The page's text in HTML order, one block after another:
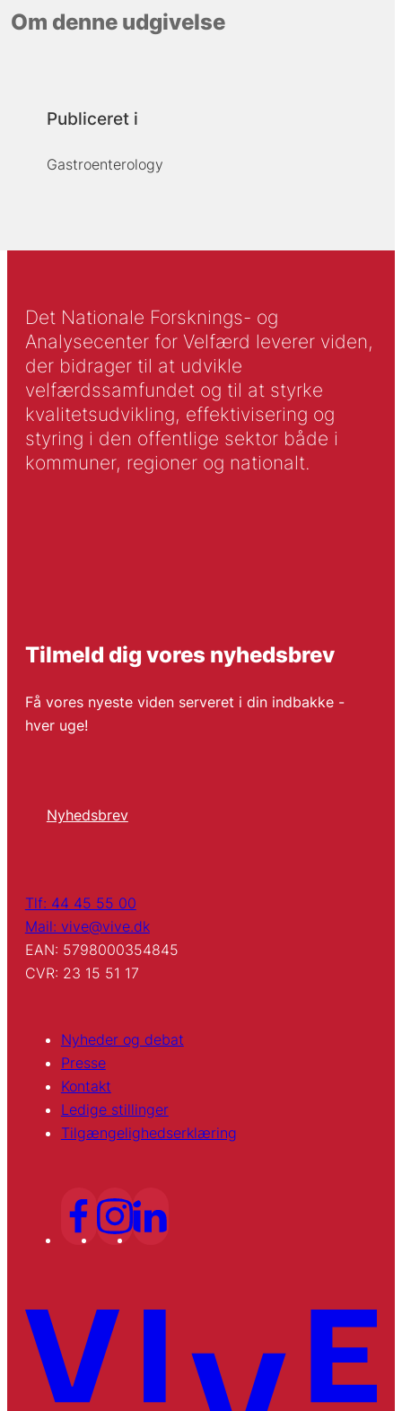
Om denne udgivelse
Publiceret i
Gastroenterology
Det Nationale Forsknings- og
Analysecenter for Velfærd leverer viden,
der bidrager til at udvikle
velfærdssamfundet og til at styrke
kvalitetsudvikling, effektivisering og
styring i den offentlige sektor både i
kommuner, regioner og nationalt.
Tilmeld dig vores nyhedsbrev
Få vores nyeste viden serveret i din indbakke -
hver uge!
Nyhedsbrev
Tlf: 44 45 55 00
Mail: vive@vive.dk
EAN: 5798000354845
CVR: 23 15 51 17
Nyheder og debat
Presse
Kontakt
Ledige stillinger
Tilgængelighedserklæring